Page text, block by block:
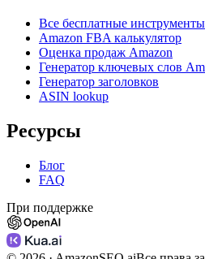
Все бесплатные инструменты
Amazon FBA калькулятор
Оценка продаж Amazon
Генератор ключевых слов
Генератор заголовков
ASIN lookup
Ресурсы
Блог
FAQ
При поддержке